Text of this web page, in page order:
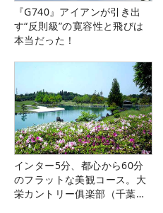
『G740』アイアンが引き出
す“反則級”の寛容性と飛びは
本当だった！
インター5分、都心から60分
のフラットな美観コース。大
栄カントリー俱楽部（千葉